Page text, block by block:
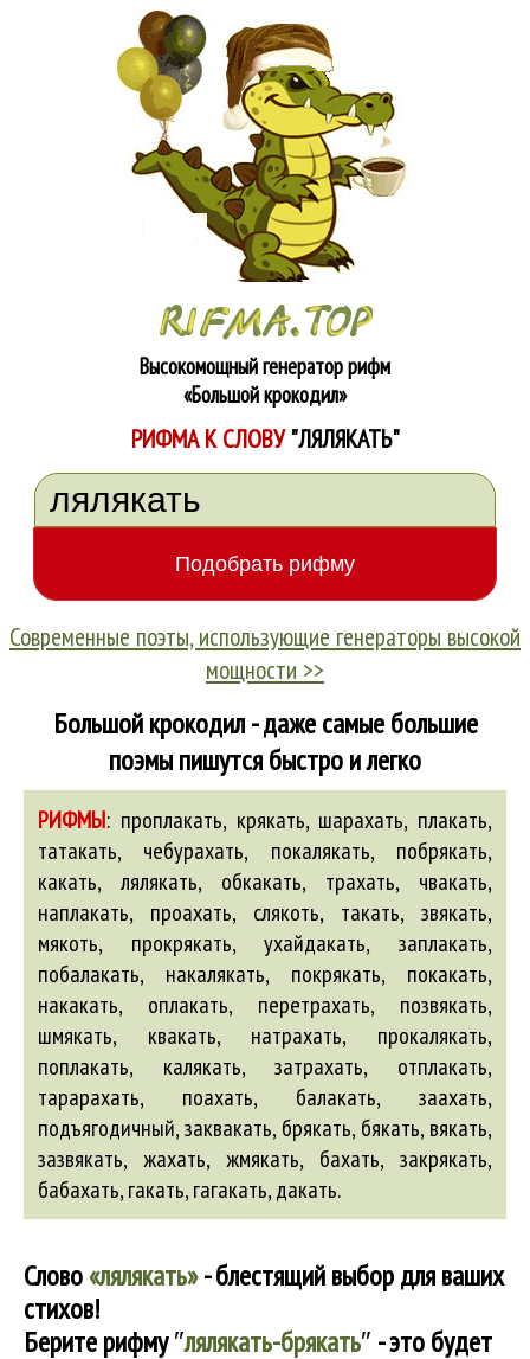
Высокомощный генератор рифм
«Большой крокодил»
РИФМА К СЛОВУ"ЛЯЛЯКАТЬ"
Современные поэты, использующие генераторы высокой
мощности >>
Большой крокодил - даже самые большие
поэмы пишутся быстро и легко
РИФМЫ: проплакать, крякать, шарахать, плакать,
татакать, чебурахать, покалякать, побрякать,
какать, лялякать, обкакать, трахать, чвакать,
наплакать, проахать, слякоть, такать, звякать,
мякоть, прокрякать, ухайдакать, заплакать,
побалакать, накалякать, покрякать, покакать,
накакать, оплакать, перетрахать, позвякать,
шмякать, квакать, натрахать, прокалякать,
поплакать, калякать, затрахать, отплакать,
тарарахать, поахать, балакать, заахать,
подъягодичный,заквакать,брякать,бякать,вякать,
зазвякать, жахать, жмякать, бахать, закрякать,
бабахать,гакать,гагакать,дакать.
Слово«лялякать»- блестящий выбор для ваших
стихов!
Берите рифму″лялякать-брякать″ - это будет